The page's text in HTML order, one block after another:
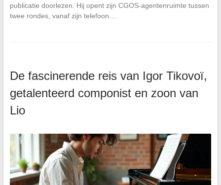
publicatie doorlezen. Hij opent zijn CGOS-agentenruimte tussen
twee rondes, vanaf zijn telefoon.…
De fascinerende reis van Igor Tikovoï,
getalenteerd componist en zoon van
Lio